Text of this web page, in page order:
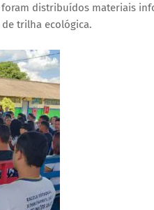
distribuídos materiais
trilha ecológica.